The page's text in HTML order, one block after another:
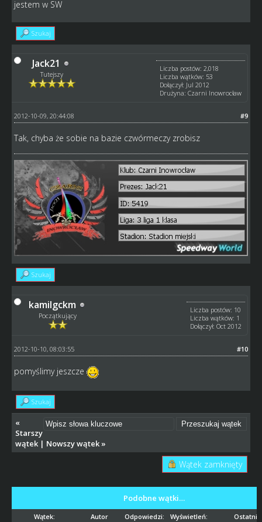
jestem w SW
Szukaj
Jack21
Tutejszy
Liczba postów: 2,018
Liczba wątków: 53
Dołączył: Jul 2012
Drużyna: Czarni Inowrocław
#9
2012-10-09, 20:44:08
Tak, chyba że sobie na bazie czwórmeczy zrobisz
Szukaj
kamilgckm
Początkujący
Liczba postów: 10
Liczba wątków: 1
Dołączył: Oct 2012
#10
2012-10-10, 08:03:55
pomyślimy jeszcze
Szukaj
«
Starszy
wątek| Nowszy wątek»
Wątek zamknięty
Podobne wątki…
Wątek: Autor Odpowiedzi: Wyświetleń: Ostatni